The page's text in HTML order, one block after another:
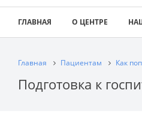
ГЛАВНАЯ О ЦЕНТРЕ
Главная Пациентам Как
Подготовка к